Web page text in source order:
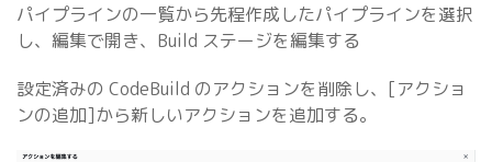
パイプラインの一覧から先程作成したパイプラインを選択
し、編集で開き、Build ステージを編集する
設定済みの CodeBuild のアクションを削除し、[アクショ
ンの追加]から新しいアクションを追加する。